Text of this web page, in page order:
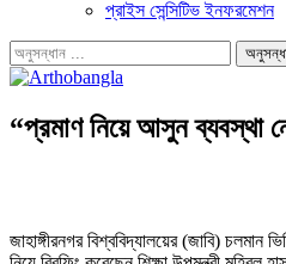
প্রাইস সেন্সিটিভ ইনফরমেশন
“প্রমাণ নিয়ে আসুন ব্যবস্থা
জাহাঙ্গীরনগর বিশ্ববিদ্যালয়ের (জাবি) চলমান